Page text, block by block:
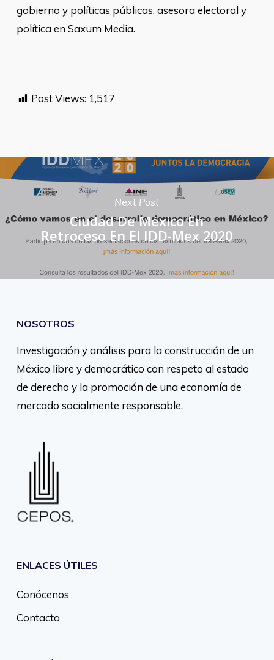
gobierno y políticas públicas, asesora electoral y
política en Saxum Media.
Post Views: 1,517
Next Post
Ciudad De México En
Retroceso En El IDD-Mex 2020
NOSOTROS
Investigación y análisis para la construcción de un
México libre y democrático con respeto al estado
de derecho y la promoción de una economía de
mercado socialmente responsable.
ENLACES ÚTILES
Conócenos
Contacto